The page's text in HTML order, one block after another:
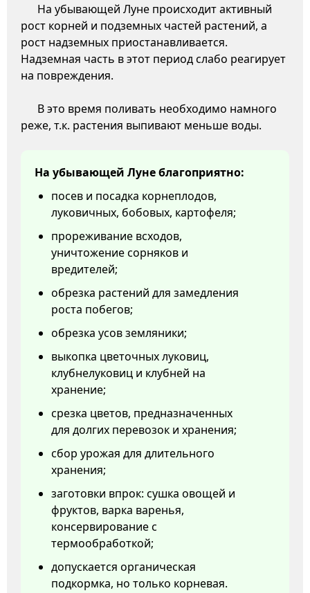
На убывающей Луне происходит активный
рост корней и подземных частей растений, а
рост надземных приостанавливается.
Надземная часть в этот период слабо реагирует
на повреждения.
В это время поливать необходимо намного
реже, т.к. растения выпивают меньше воды.
На убывающей Луне благоприятно:
посев и посадка корнеплодов,
луковичных, бобовых, картофеля;
прореживание всходов,
уничтожение сорняков и
вредителей;
обрезка растений для замедления
роста побегов;
обрезка усов земляники;
выкопка цветочных луковиц,
клубнелуковиц и клубней на
хранение;
срезка цветов, предназначенных
для долгих перевозок и хранения;
сбор урожая для длительного
хранения;
заготовки впрок: сушка овощей и
фруктов, варка варенья,
консервирование с
термообработкой;
допускается органическая
подкормка, но только корневая.